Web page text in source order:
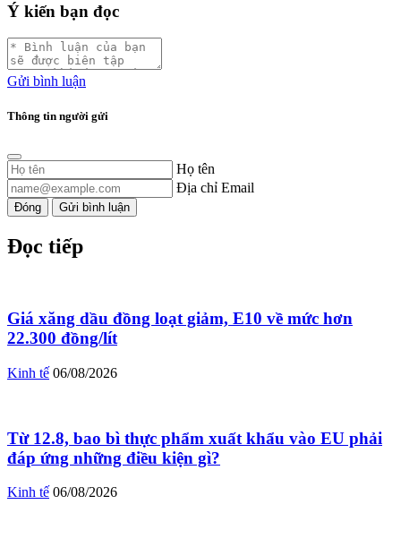
Ý kiến bạn đọc
Gửi bình luận
Thông tin người gửi
Họ tên
Địa chỉ Email
Đóng Gửi bình luận
Đọc tiếp
Giá xăng dầu đồng loạt giảm, E10 về mức hơn
22.300 đồng/lít
Kinh tế 06/08/2026
Từ 12.8, bao bì thực phẩm xuất khẩu vào EU phải
đáp ứng những điều kiện gì?
Kinh tế 06/08/2026